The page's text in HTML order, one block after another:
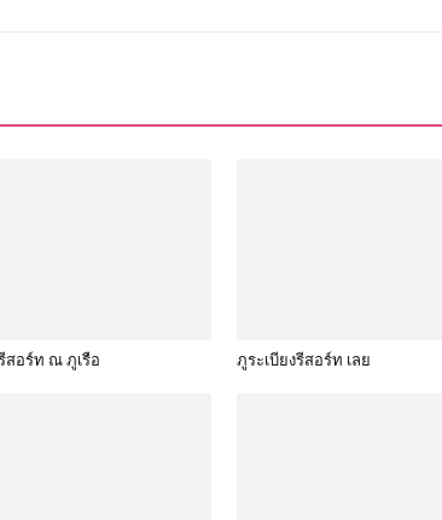
สอร์ท ณ ภูเรือ ภูระเบียงรีสอร์ท เลย